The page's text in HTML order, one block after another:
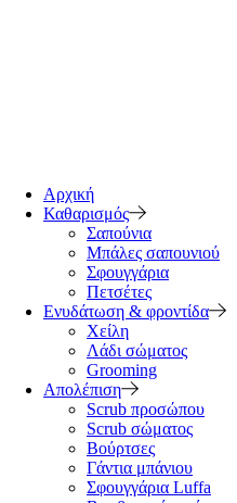
Αρχική
Καθαρισμός
Σαπούνια
Μπάλες σαπουνιού
Σφουγγάρια
Πετσέτες
Ενυδάτωση & φροντίδα
Χείλη
Λάδι σώματος
Grooming
Απολέπιση
Scrub προσώπου
Scrub σώματος
Βούρτσες
Γάντια μπάνιου
Σφουγγάρια Luffa